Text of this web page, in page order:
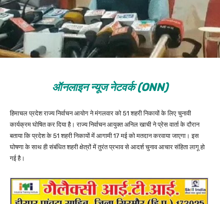
ऑनलाइन न्यूज नेटवर्क (ONN)
हिमाचल प्रदेश राज्य निर्वाचन आयोग ने मंगलवार को 51 शहरी निकायों के लिए चुनावी
कार्यक्रम घोषित कर दिया है। राज्य निर्वाचन आयुक्त अनिल खाची ने प्रेस वार्ता के दौरान
बताया कि प्रदेश के 51 शहरी निकायों में आगामी 17 मई को मतदान करवाया जाएगा। इस
घोषणा के साथ ही संबंधित शहरी क्षेत्रों में तुरंत प्रभाव से आदर्श चुनाव आचार संहिता लागू हो
गई है।